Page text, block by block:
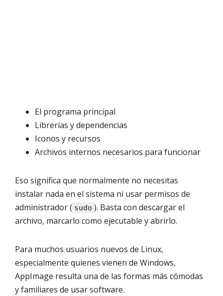
El programa principal
Librerías y dependencias
Iconos y recursos
Archivos internos necesarios para funcionar
Eso significa que normalmente no necesitas
instalar nada en el sistema ni usar permisos de
administrador ( sudo ). Basta con descargar el
archivo, marcarlo como ejecutable y abrirlo.
Para muchos usuarios nuevos de Linux,
especialmente quienes vienen de Windows,
AppImage resulta una de las formas más cómodas
y familiares de usar software.